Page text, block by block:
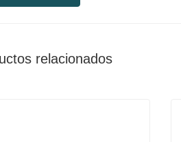
relacionados